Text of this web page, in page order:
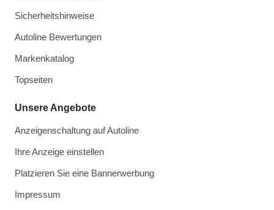
Sicherheitshinweise
Autoline Bewertungen
Markenkatalog
Topseiten
Unsere Angebote
Anzeigenschaltung auf Autoline
Ihre Anzeige einstellen
Platzieren Sie eine Bannerwerbung
Impressum